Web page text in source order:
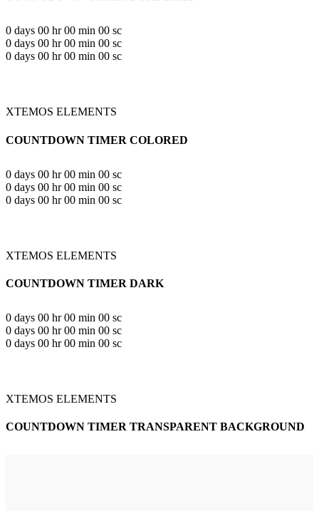
0 days 00 hr00 min 00 sc
0 days 00 hr00 min 00 sc
0 days 00 hr00 min 00 sc
XTEMOS ELEMENTS
COUNTDOWN TIMER COLORED
0 days 00 hr00 min 00 sc
0 days 00 hr00 min 00 sc
0 days 00 hr00 min 00 sc
XTEMOS ELEMENTS
COUNTDOWN TIMER DARK
0 days 00 hr00 min 00 sc
0 days 00 hr00 min 00 sc
0 days 00 hr00 min 00 sc
XTEMOS ELEMENTS
COUNTDOWN TIMER TRANSPARENT BACKGROUND